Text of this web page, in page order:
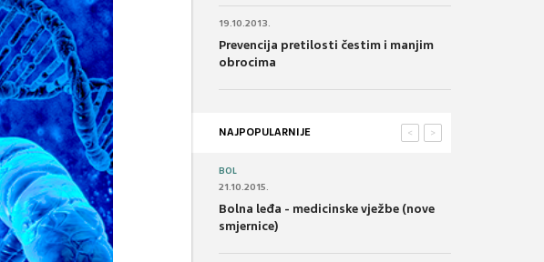
19.10.2013.
Prevencija pretilosti čestim i manjim
obrocima
NAJPOPULARNIJE >
<
BOL
21.10.2015.
Bolna leđa - medicinske vježbe (nove
smjernice)